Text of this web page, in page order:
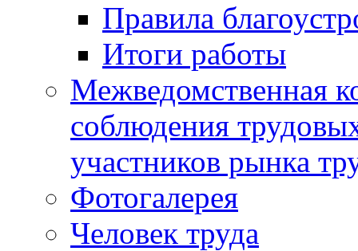
Правила
Итоги работы
Межведомственная
соблюдения
участников рынка
Фотогалерея
Человек труда